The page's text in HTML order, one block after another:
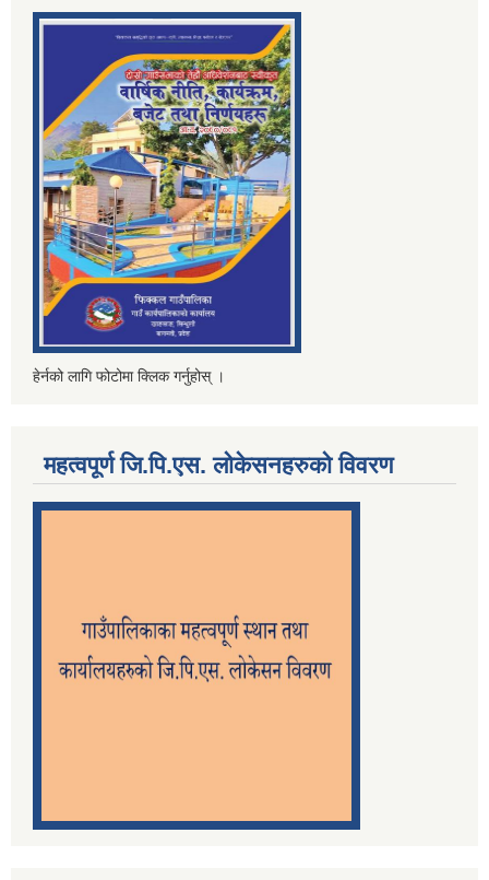
हेर्नको लागि फोटोमा क्लिक गर्नुहोस् ।
महत्वपूर्ण जि.पि.एस. लोकेसनहरुको विवरण